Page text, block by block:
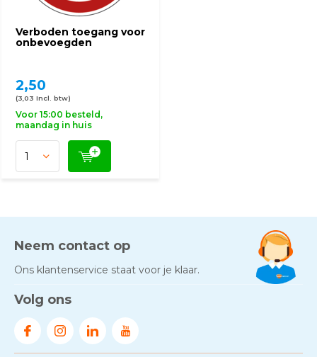
Verboden toegang voor
onbevoegden
2,50
(3,03 Incl. btw)
Voor 15:00 besteld,
maandag in huis
Neem contact op
Ons klantenservice staat voor je klaar.
Volg ons